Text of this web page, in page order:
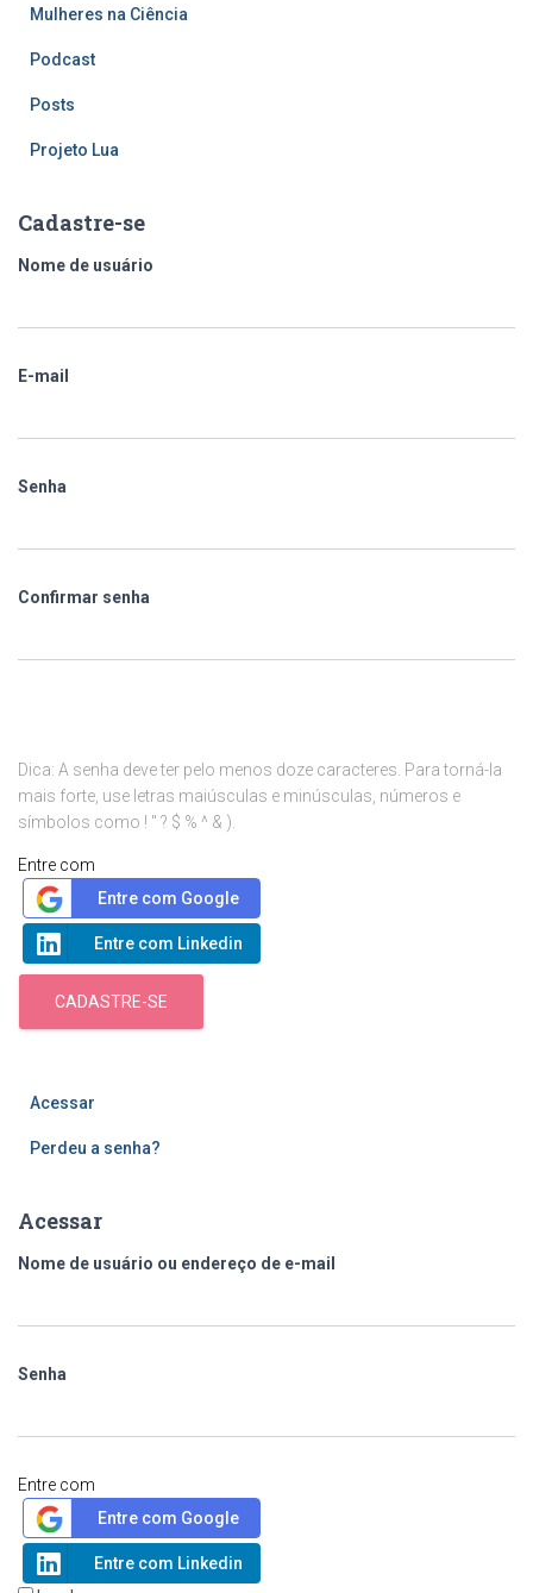
Mulheres na Ciência
Podcast
Posts
Projeto Lua
Cadastre-se
Nome de usuário
E-mail
Senha
Confirmar senha
Dica: A senha deve ter pelo menos doze caracteres. Para torná-la
mais forte, use letras maiúsculas e minúsculas, números e
símbolos como ! " ? $ % ^ & ).
Entre com
Entre com Google
Entre com Linkedin
CADASTRE-SE
Acessar
Perdeu a senha?
Acessar
Nome de usuário ou endereço de e-mail
Senha
Entre com
Entre com Google
Entre com Linkedin